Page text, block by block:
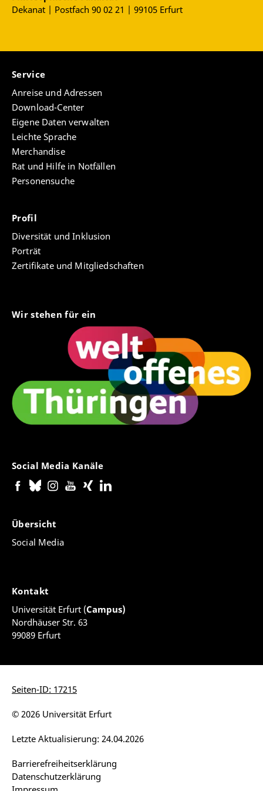
Dynamiken in der Krise. Drei Fallstudien zu
Erscheinen. VÖ Datum Oktober 2024 (mit Markus
König).
“Eine Frau in der Welt des 20. Jahrhunderts”. In:
Dirk Heisig (Hg.):
2022.
“Fallvignette: Jan”. In:
24/2 (2021).
“Die volkskundliche Haltung. Über
Antisemitismus und die Entstehung einer
(deutschen) Disziplin”. In: Maren Sacherer (Hg.):
Studierendentagung 2019
Wien 2021. (mit Bianca Loy)
“Psychoanalytische Kulturtheorie als kritische
Gesellschaftstheorie? Plädoyer am Beispiel einer
2021.
“Antisemitismus, Rassismus und Antifeminismus
bei Abtreibungsgegner*innen ausgehend von
Erich Blechschmidt”. In:Zwischen Mensch und
Modell. Essays rund um die Humanembryologische
Dokumentationssammlung Blechschmidt .
Göttingen. Universitätsverlag Göttingen 2021 (mit
Corinne Astrid Iffert/Jakob Krahl/Denise Simone
Walter)
Beispiel von Wechselwirkungen zwischen
Wissenschaft und ›Lebensschutz‹”. In:
Forum für Frauen- und Geschlechtergeschichte
Einführung (= theorie.org), Stuttgart: Schmetterling
Verlag 2025.
https://www.sehepunkte.de/2025/07/40274.html
Zu: N.O. Body: “Aus eines Mannes
Mädchenjahren”. In:
“The straight past of a queer present? Fünfte
Geschichte”, in: H-Soz-Kult, 04.06.2024,
https://www.hsozkult.de/conferencereport/id/fdkn-
144322
Dekanat | Postfach 90 02 21 | 99105 Erfurt
Service
Anreise und Adressen
Download-Center
Eigene Daten verwalten
Leichte Sprache
Merchandise
Rat und Hilfe in Notfällen
Personensuche
Profil
Diversität und Inklusion
Porträt
Zertifikate und Mitgliedschaften
Wir stehen für ein
Social Media Kanäle
Übersicht
Social Media
Kontakt
Universität Erfurt (Campus)
Nordhäuser Str. 63
99089 Erfurt
Seiten-ID: 17215
Barrierefreiheitserklärung
Datenschutzerklärung
Letzte Aktualisierung: 24.04.2026
© 2026 Universität Erfurt